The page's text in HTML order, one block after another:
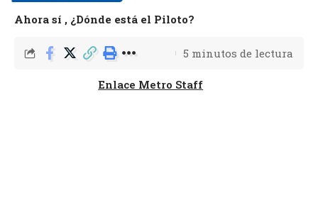
Ahora sí , ¿Dónde está el Piloto?
Enlace Metro Staff
5 minutos de lectura